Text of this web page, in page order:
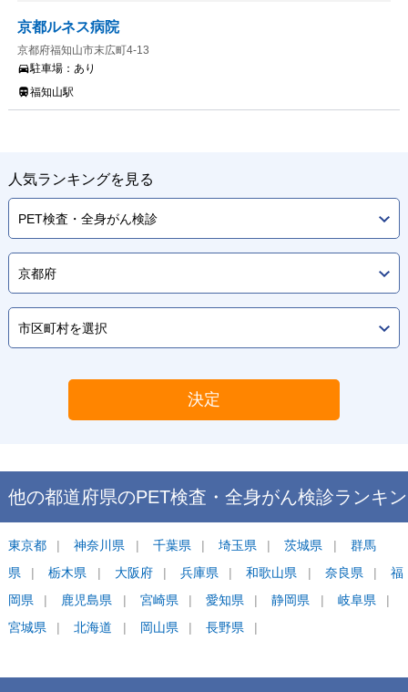
京都ルネス病院
京都府福知山市末広町4-13
駐車場： あり
福知山駅
人気ランキングを見る
決定
他の都道府県のPET検査・全身がん検診ランキン
グ
東京都 神奈川県 千葉県 埼玉県 茨城県
群馬
県
栃木県 大阪府 兵庫県 和歌山県 奈良県
福
岡県
鹿児島県 宮崎県 愛知県 静岡県
岐阜県
宮城県
北海道 岡山県 長野県